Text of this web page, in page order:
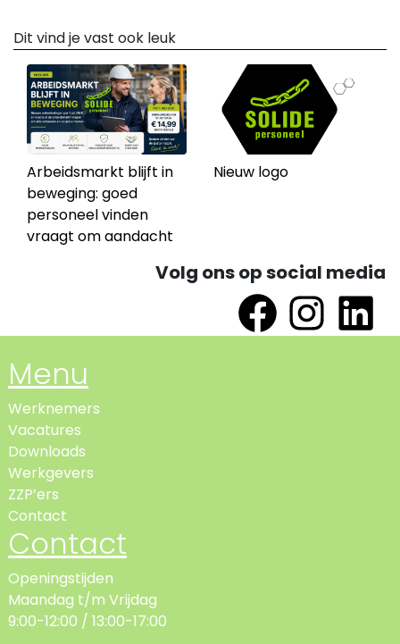
Dit vind je vast ook leuk
Arbeidsmarkt blijft in
beweging: goed
personeel vinden
vraagt om aandacht
Nieuw logo
Volg ons op social media
Contact
Openingstijden
Maandag t/m Vrijdag
9:00-12:00 / 13:00-17:00
Menu
Werknemers
Vacatures
Downloads
Werkgevers
ZZP’ers
Contact